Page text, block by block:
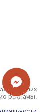
лучших
рекламы.